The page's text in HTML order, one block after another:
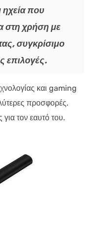
που
στη χρήση με
συγκρίσιμο
επιλογές.
και gaming
προσφορές.
για τον εαυτό του.